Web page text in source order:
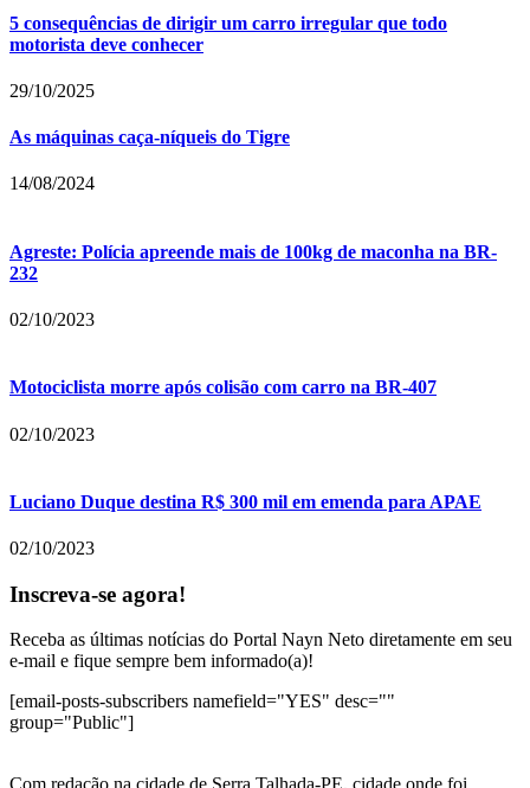
5 consequências de dirigir um carro irregular que todo
motorista deve conhecer
29/10/2025
As máquinas caça-níqueis do Tigre
14/08/2024
Agreste: Polícia apreende mais de 100kg de maconha na BR-
232
02/10/2023
Motociclista morre após colisão com carro na BR-407
02/10/2023
Luciano Duque destina R$ 300 mil em emenda para APAE
02/10/2023
Inscreva-se agora!
Receba as últimas notícias do Portal Nayn Neto diretamente em seu
e-mail e fique sempre bem informado(a)!
[email-posts-subscribers namefield="YES" desc=""
group="Public"]